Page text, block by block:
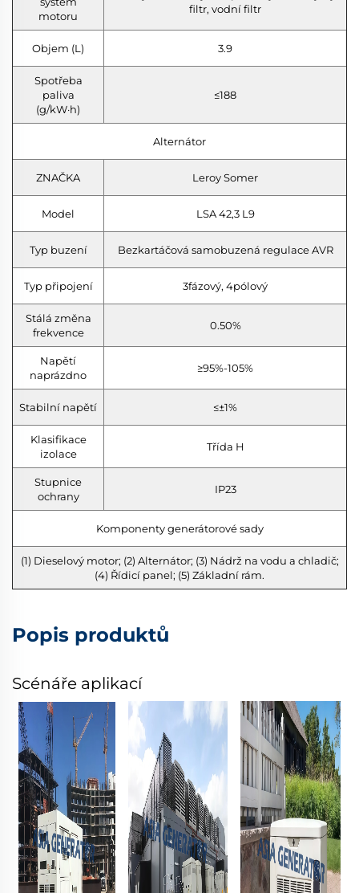
motoru
filtr, vodní filtr
Objem (L) 3.9
Spotřeba
paliva
(g/kW·h)
≤188
Alternátor
ZNAČKA Leroy Somer
Model LSA 42,3 L9
Typ buzení Bezkartáčová samobuzená regulace AVR
Typ připojení 3fázový, 4pólový
Stálá změna
frekvence
0.50%
Napětí
naprázdno
≥95%-105%
Stabilní napětí ≤±1%
Klasifikace
izolace
Třída H
Stupnice
ochrany
IP23
Komponenty generátorové sady
(1) Dieselový motor; (2) Alternátor; (3) Nádrž na vodu a chladič;
(4) Řídicí panel; (5) Základní rám.
Popis produktů
Scénáře aplikací